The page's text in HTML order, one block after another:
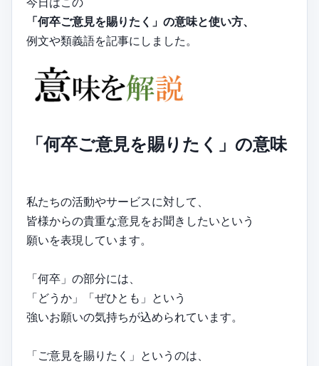
「何卒ご意見を賜りたく」の意味と使い方、
例文や類義語を記事にしました。
「何卒ご意見を賜りたく」の意味
私たちの活動やサービスに対して、
皆様からの貴重な意見をお聞きしたいという
願いを表現しています。
「何卒」の部分には、
「どうか」「ぜひとも」という
強いお願いの気持ちが込められています。
「ご意見を賜りたく」というのは、